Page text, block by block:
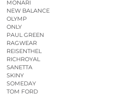
MONARI
NEW BALANCE
OLYMP
ONLY
PAUL GREEN
RAGWEAR
REISENTHEL
RICHROYAL
SANETTA
SKINY
SOMEDAY
TOM FORD